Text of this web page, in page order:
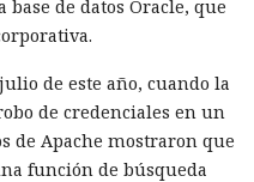
diez veces. En el
en toda la capa de
22% más de solicitudes
de datos Oracle, que
de este año, cuando la
de credenciales en un
de Apache mostraron que
función de búsqueda